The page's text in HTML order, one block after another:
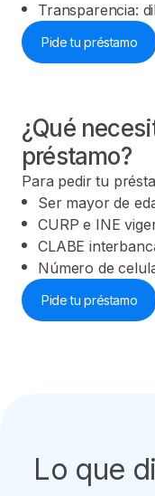
Transparencia:
Pide tu préstamo
¿Qué
préstamo?
Para pedir tu
Ser mayor de
CURP e INE
CLABE
Número de
Pide tu préstamo
Lo que